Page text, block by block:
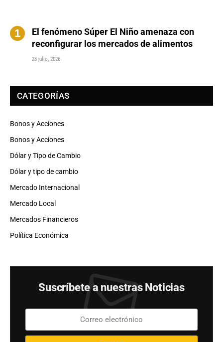
El fenómeno Súper El Niño amenaza con
reconfigurar los mercados de alimentos
28 julio, 2026
CATEGORÍAS
Bonos y Acciones
Bonos y Acciones
Dólar y Tipo de Cambio
Dólar y tipo de cambio
Mercado Internacional
Mercado Local
Mercados Financieros
Política Económica
Suscríbete a nuestras Noticias